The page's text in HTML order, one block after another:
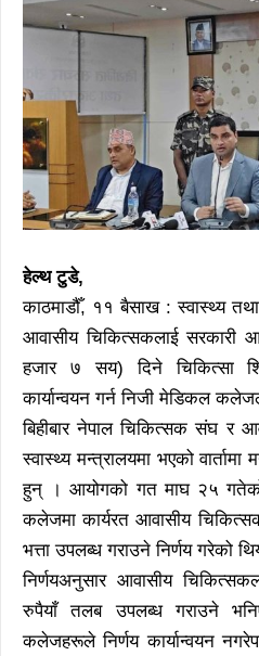
हेल्थ टुडे,
काठमाडौँ, ११ बैसाख : स्वास्थ्य
आवासीय चिकित्सकलाई सरकारी
हजार ७ सय) दिने चिकित्सा
कार्यान्वयन गर्न निजी मेडिकल
बिहीबार नेपाल चिकित्सक संघ र
स्वास्थ्य मन्त्रालयमा भएको
हुन् । आयोगको गत माघ २५
कलेजमा कार्यरत आवासीय
भत्ता उपलब्ध गराउने निर्णय गरेको
निर्णयअनुसार आवासीय
रुपैयाँ तलब उपलब्ध गराउने
कलेजहरूले निर्णय कार्यान्वयन